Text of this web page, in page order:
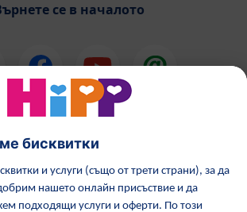
се в началото
Грижа за кожата от HiPP
по време бременност